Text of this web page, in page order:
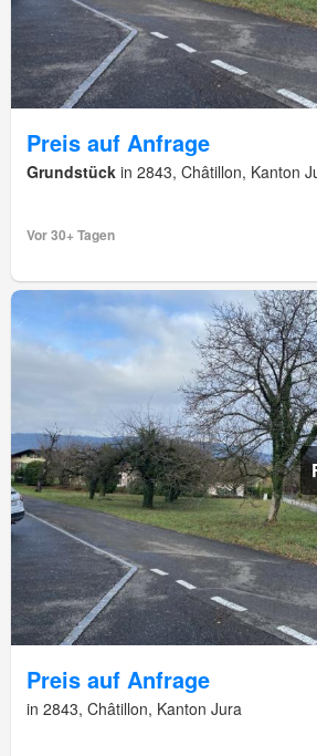
Preis auf Anfrage
Grundstück in 2843, Châtillon, Kanton
Vor 30+ Tagen
Preis auf Anfrage
in 2843, Châtillon, Kanton Jura